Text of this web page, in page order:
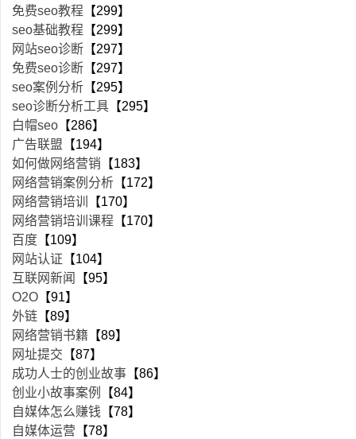
免费seo教程 【299】
seo基础教程 【299】
网站seo诊断 【297】
免费seo诊断 【297】
seo案例分析 【295】
seo诊断分析工具 【295】
白帽seo 【286】
广告联盟 【194】
如何做网络营销 【183】
网络营销案例分析 【172】
网络营销培训
【170】
网络营销培训课程 【170】
百度 【109】
网站认证 【104】
互联网新闻
【95】
O2O 【91】
外链 【89】
网络营销书籍 【89】
网址提交 【87】
成功人士的创业故事 【86】
创业小故事案例
【84】
自媒体怎么赚钱 【78】
自媒体运营 【78】